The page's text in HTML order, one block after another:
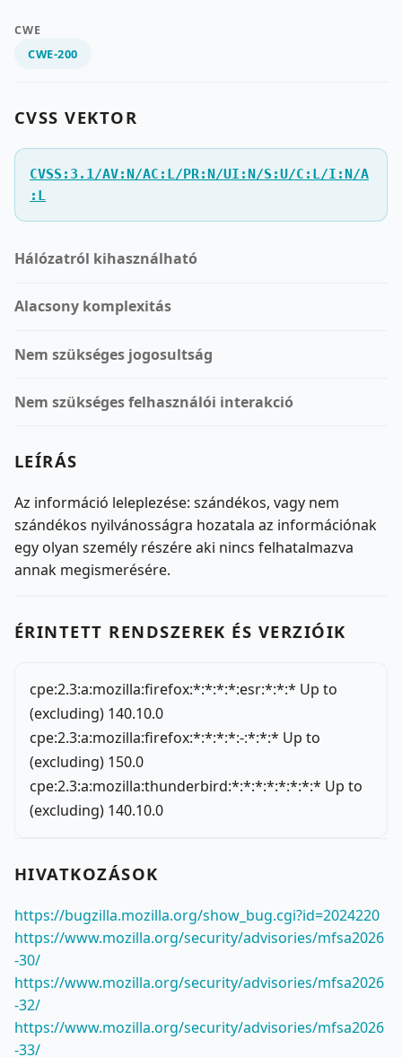
CWE
CWE-200
CVSS VEKTOR
CVSS:3.1/AV:N/AC:L/PR:N/UI:N/S:U/C:L/I:N/A
:L
Hálózatról kihasználható
Alacsony komplexitás
Nem szükséges jogosultság
Nem szükséges felhasználói interakció
LEÍRÁS
Az információ leleplezése: szándékos, vagy nem
szándékos nyilvánosságra hozatala az információnak
egy olyan személy részére aki nincs felhatalmazva
annak megismerésére.
ÉRINTETT RENDSZEREK ÉS VERZIÓIK
cpe:2.3:a:mozilla:firefox:*:*:*:*:esr:*:*:* Up to
(excluding) 140.10.0
cpe:2.3:a:mozilla:firefox:*:*:*:*:-:*:*:* Up to
(excluding) 150.0
cpe:2.3:a:mozilla:thunderbird:*:*:*:*:*:*:*:* Up to
(excluding) 140.10.0
HIVATKOZÁSOK
https://bugzilla.mozilla.org/show_bug.cgi?id=2024220
https://www.mozilla.org/security/advisories/mfsa2026
-30/
https://www.mozilla.org/security/advisories/mfsa2026
-32/
https://www.mozilla.org/security/advisories/mfsa2026
-33/